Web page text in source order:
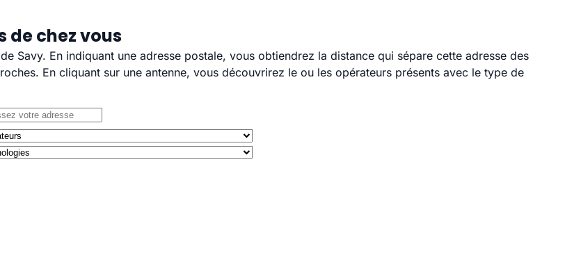
de chez vous
Savy. En indiquant une adresse postale, vous obtiendrez la distance qui sépare cette adresse des
En cliquant sur une antenne, vous découvrirez le ou les opérateurs présents avec le type de